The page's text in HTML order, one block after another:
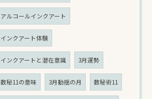
アルコールインクアート
インクアート体験
インクアートと潜在意識 3月運勢
数秘11の意味 3月動揺の月 数秘術11